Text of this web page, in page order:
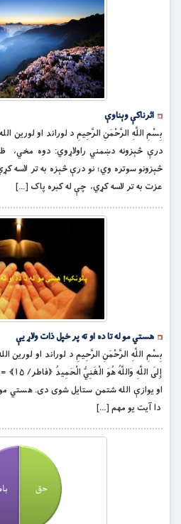
اثرناکې وېناوې
بِسْمِ اللَّهِ الرَّحْمَنِ الرَّحِيمِ د لوراند او لورین
درې څېزونه دښمني راولاړوي: دوه
څېزونو سوتره وي؛ نو درې څېزه به تر
عزت به تر لاسه کړي، چې له کبره پاک […]
هستي مو له تا ده او ته پر خپل ذات ولاړ يې
بِسْمِ اللَّهِ الرَّحْمَنِ الرَّحِيمِ د لوراند او لورین
إِلَى
او يوازې الله شتمن ستايل شوى دى. هستي مو
دا آیت يو مهم […]